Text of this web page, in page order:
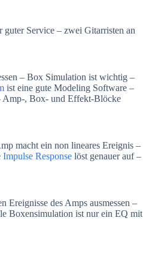
guter Service – zwei Gitarristen an
– Box Simulation ist wichtig –
ist eine gute Modeling Software –
Amp-, Box- und Effekt-Blöcke
macht ein non lineares Ereignis –
Impulse Response löst genauer auf –
Ereignisse des Amps ausmessen –
Boxensimulation ist nur ein EQ mit